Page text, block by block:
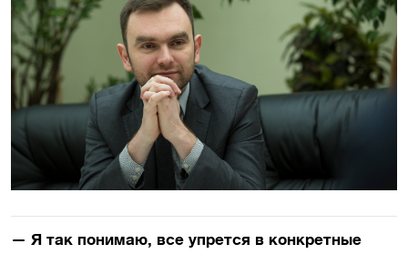
— Я так понимаю, все упрется в конкретные